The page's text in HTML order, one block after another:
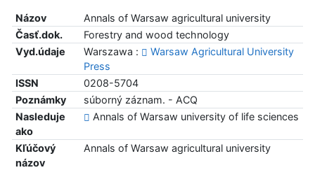
Názov
Annals of Warsaw agricultural university
Časť.dok.
Forestry and wood technology
Vyd.údaje
Warszawa :
Warsaw Agricultural University
Press
ISSN
0208-5704
Poznámky
súborný záznam. - ACQ
Nasleduje
ako
Annals of Warsaw university of life sciences
Kľúčový
názov
Annals of Warsaw agricultural university